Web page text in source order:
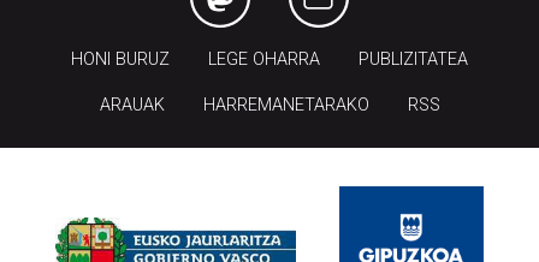
HONI BURUZ LEGE OHARRA PUBLIZITATEA
ARAUAK HARREMANETARAKO RSS